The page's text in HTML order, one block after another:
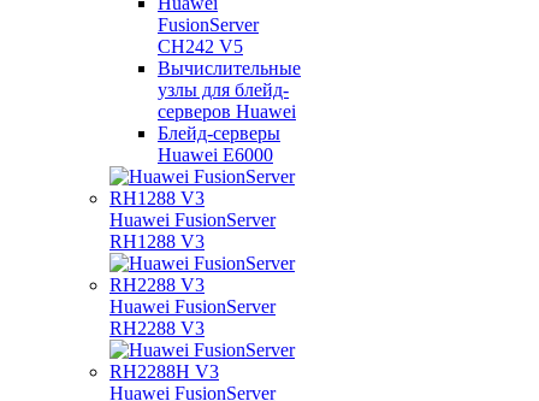
FusionServer
CH242 V5
Вычислительные
узлы для блейд-
серверов Huawei
Блейд-серверы
Huawei E6000
Huawei FusionServer
RH1288 V3
Huawei FusionServer
RH2288 V3
Huawei FusionServer